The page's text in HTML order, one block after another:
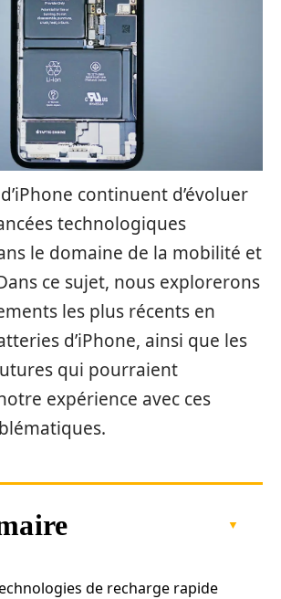
continuent d’évoluer
technologiques
le domaine de la mobilité et
ce sujet, nous explorerons
les plus récents en
d’iPhone, ainsi que les
qui pourraient
expérience avec ces
de recharge rapide